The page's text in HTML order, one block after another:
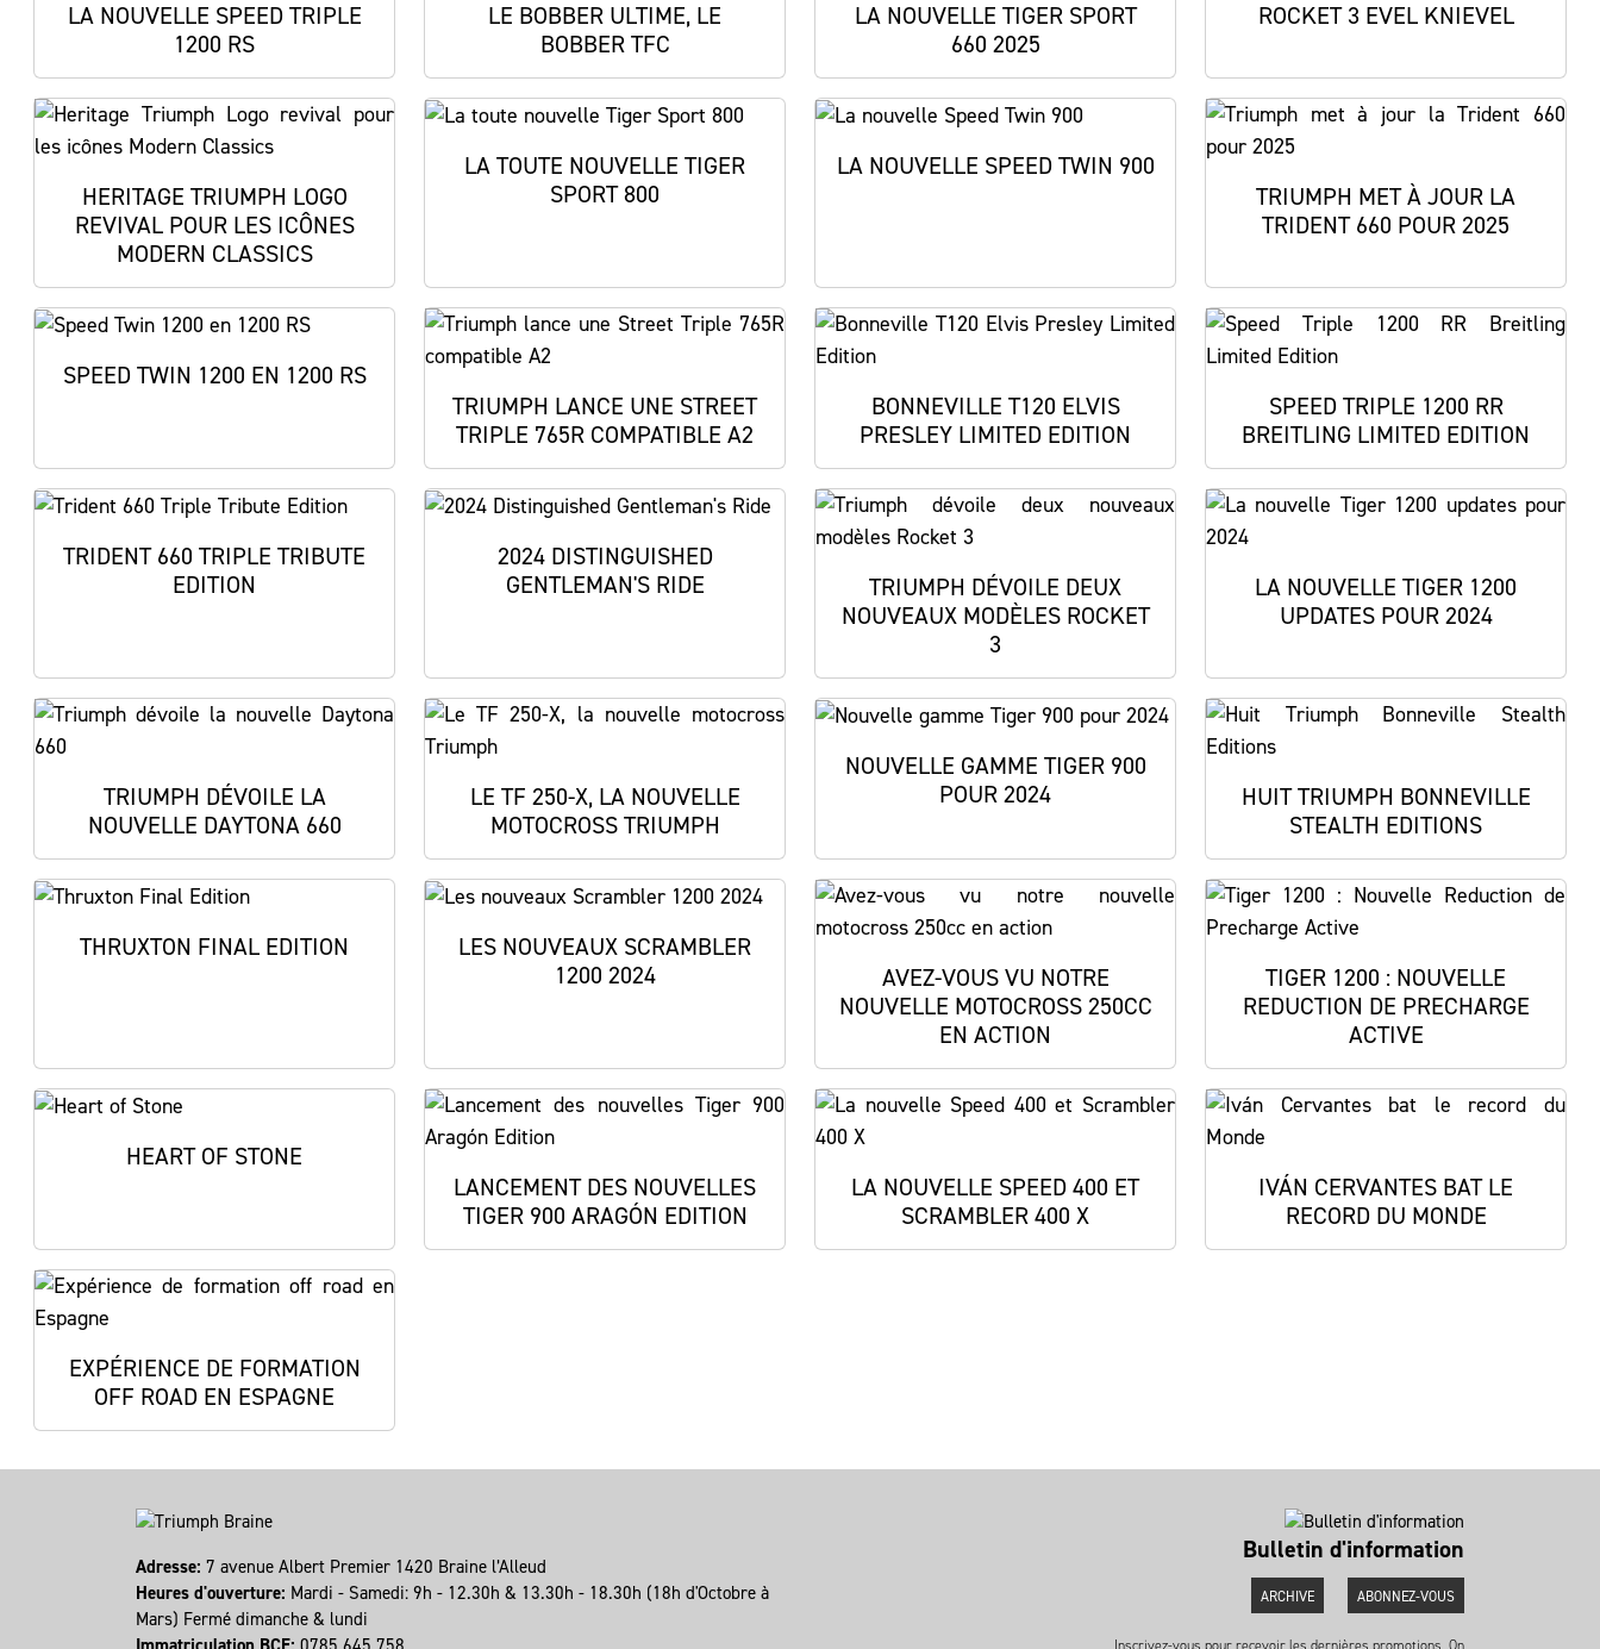
LA NOUVELLE SPEED TRIPLE
1200 RS
LE BOBBER ULTIME, LE
BOBBER TFC
LA NOUVELLE TIGER SPORT
660 2025
ROCKET 3 EVEL KNIEVEL
HERITAGE TRIUMPH LOGO
REVIVAL POUR LES ICÔNES
MODERN CLASSICS
LA TOUTE NOUVELLE TIGER
SPORT 800
LA NOUVELLE SPEED TWIN 900
TRIUMPH MET À JOUR LA
TRIDENT 660 POUR 2025
SPEED TWIN 1200 EN 1200 RS
TRIUMPH LANCE UNE STREET
TRIPLE 765R COMPATIBLE A2
BONNEVILLE T120 ELVIS
PRESLEY LIMITED EDITION
SPEED TRIPLE 1200 RR
BREITLING LIMITED EDITION
TRIDENT 660 TRIPLE TRIBUTE
EDITION
2024 DISTINGUISHED
GENTLEMAN'S RIDE
TRIUMPH DÉVOILE DEUX
NOUVEAUX MODÈLES ROCKET
3
LA NOUVELLE TIGER 1200
UPDATES POUR 2024
TRIUMPH DÉVOILE LA
NOUVELLE DAYTONA 660
LE TF 250-X, LA NOUVELLE
MOTOCROSS TRIUMPH
NOUVELLE GAMME TIGER 900
POUR 2024
HUIT TRIUMPH BONNEVILLE
STEALTH EDITIONS
THRUXTON FINAL EDITION
LES NOUVEAUX SCRAMBLER
1200 2024
AVEZ-VOUS VU NOTRE
NOUVELLE MOTOCROSS 250CC
EN ACTION
TIGER 1200 : NOUVELLE
REDUCTION DE PRECHARGE
ACTIVE
HEART OF STONE
LANCEMENT DES NOUVELLES
TIGER 900 ARAGÓN EDITION
LA NOUVELLE SPEED 400 ET
SCRAMBLER 400 X
IVÁN CERVANTES BAT LE
RECORD DU MONDE
EXPÉRIENCE DE FORMATION
OFF ROAD EN ESPAGNE
Adresse: 7 avenue Albert Premier 1420 Braine l’Alleud
Heures d'ouverture: Mardi - Samedi: 9h - 12.30h & 13.30h - 18.30h (18h d'Octobre à
Mars) Fermé dimanche & lundi
Bulletin d'information
ARCHIVE ABONNEZ-VOUS